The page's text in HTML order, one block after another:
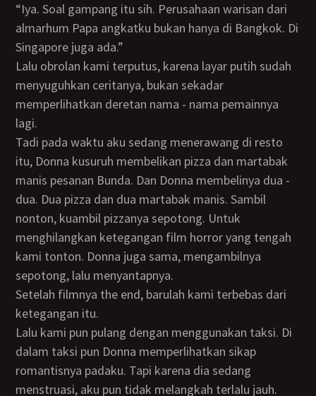
“Iya. Soal gampang itu sih. Perusahaan warisan dari
almarhum Papa angkatku bukan hanya di Bangkok. Di
Singapore juga ada.”
Lalu obrolan kami terputus, karena layar putih sudah
menyuguhkan ceritanya, bukan sekadar
memperlihatkan deretan nama - nama pemainnya
lagi.
Tadi pada waktu aku sedang menerawang di resto
itu, Donna kusuruh membelikan pizza dan martabak
manis pesanan Bunda. Dan Donna membelinya dua -
dua. Dua pizza dan dua martabak manis. Sambil
nonton, kuambil pizzanya sepotong. Untuk
menghilangkan ketegangan film horror yang tengah
kami tonton. Donna juga sama, mengambilnya
sepotong, lalu menyantapnya.
Setelah filmnya the end, barulah kami terbebas dari
ketegangan itu.
Lalu kami pun pulang dengan menggunakan taksi. Di
dalam taksi pun Donna memperlihatkan sikap
romantisnya padaku. Tapi karena dia sedang
menstruasi, aku pun tidak melangkah terlalu jauh.